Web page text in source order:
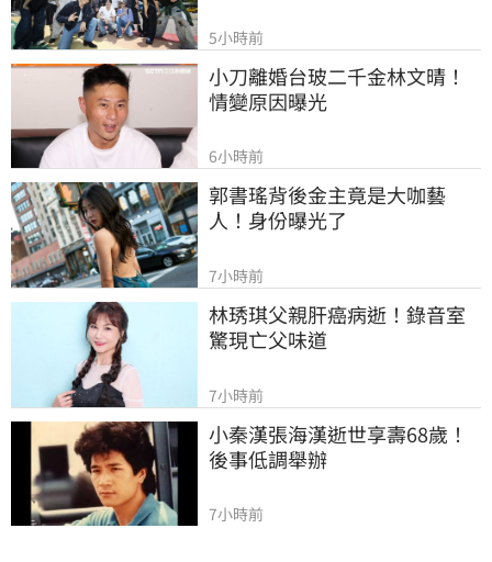
5小時前
小刀離婚台玻二千金林文晴！
情變原因曝光
6小時前
郭書瑤背後金主竟是大咖藝
人！身份曝光了
7小時前
林琇琪父親肝癌病逝！錄音室
驚現亡父味道
7小時前
小秦漢張海漢逝世享壽68歲！
後事低調舉辦
7小時前